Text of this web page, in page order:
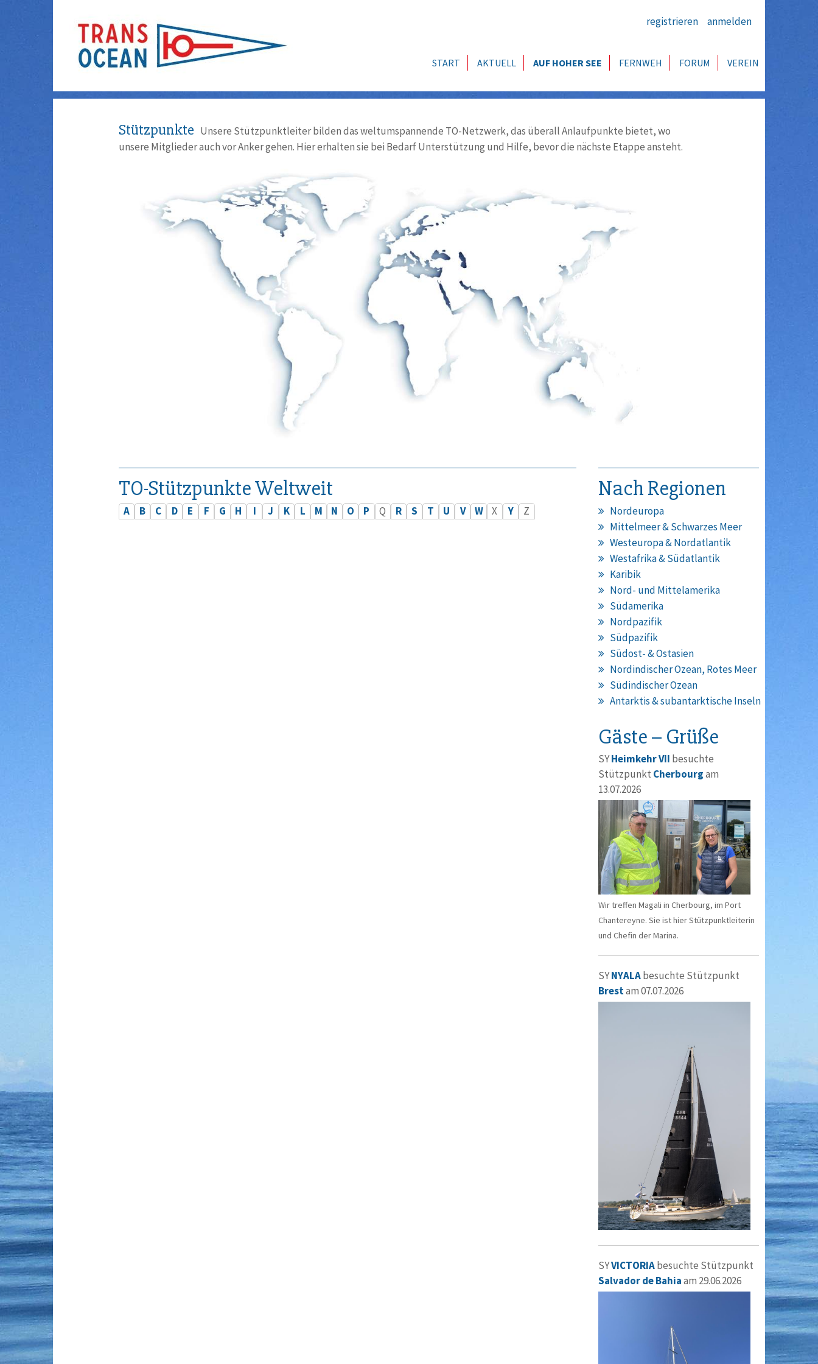
registrieren anmelden
START AKTUELL AUF HOHER SEE FERNWEH FORUM VEREIN
Stützpunkte Unsere Stützpunktleiter bilden das weltumspannende TO-Netzwerk, das überall Anlaufpunkte bietet, wo
unsere Mitglieder auch vor Anker gehen. Hier erhalten sie bei Bedarf Unterstützung und Hilfe, bevor die nächste Etappe ansteht.
TO-Stützpunkte Weltweit
A B C D E F G H I J K L M N O P Q R S T U V W X Y Z
Nach Regionen
Nordeuropa
Mittelmeer & Schwarzes Meer
Westeuropa & Nordatlantik
Westafrika & Südatlantik
Karibik
Nord- und Mittelamerika
Südamerika
Nordpazifik
Südpazifik
Südost- & Ostasien
Nordindischer Ozean, Rotes Meer
Südindischer Ozean
Antarktis & subantarktische Inseln
Gäste – Grüße
SYHeimkehr VII besuchte
Stützpunkt Cherbourgam
13.07.2026
Wir treffen Magali in Cherbourg, im Port
Chantereyne. Sie ist hier Stützpunktleiterin
und Chefin der Marina.
SYNYALAbesuchte Stützpunkt
Brestam 07.07.2026
SYVICTORIAbesuchte Stützpunkt
Salvador de Bahiaam 29.06.2026